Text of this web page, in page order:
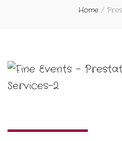
Home /